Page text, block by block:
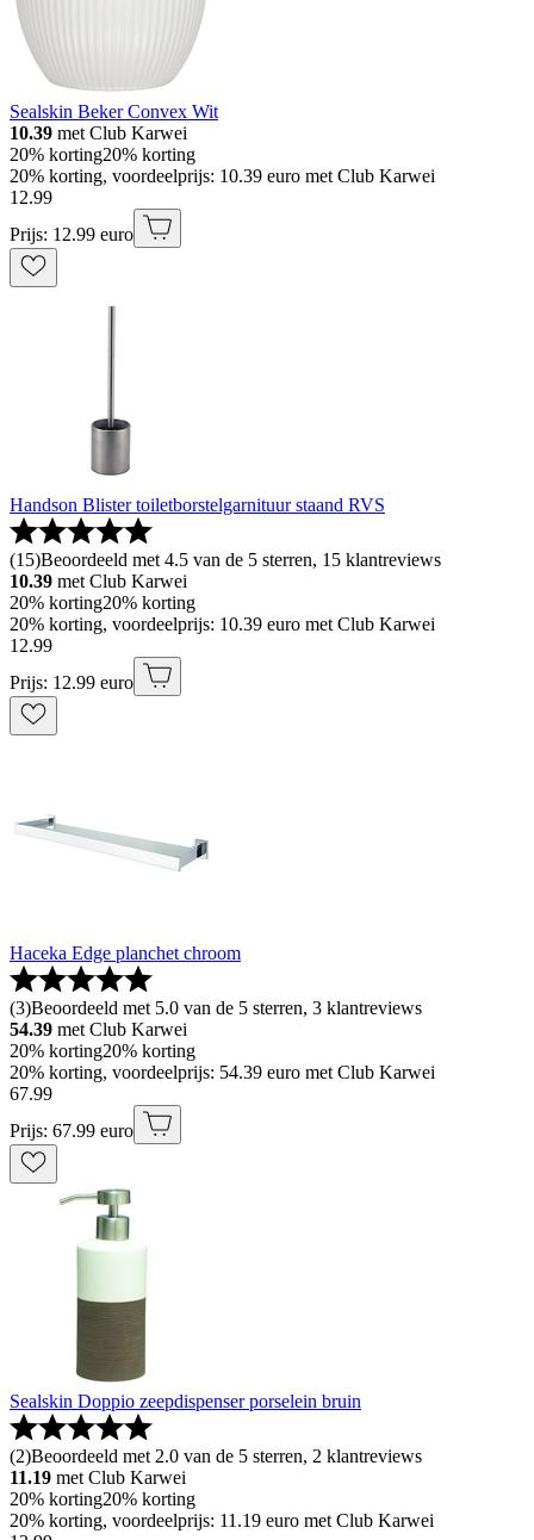
Sealskin Beker Convex Wit
10.39 met Club Karwei
20% korting20% korting
20% korting, voordeelprijs: 10.39 euro met Club Karwei
12.99
Prijs: 12.99 euro
Handson Blister toiletborstelgarnituur staand RVS
(15)Beoordeeld met 4.5 van de 5 sterren, 15 klantreviews
10.39 met Club Karwei
20% korting20% korting
20% korting, voordeelprijs: 10.39 euro met Club Karwei
12.99
Prijs: 12.99 euro
Haceka Edge planchet chroom
(3)Beoordeeld met 5.0 van de 5 sterren, 3 klantreviews
54.39 met Club Karwei
20% korting20% korting
20% korting, voordeelprijs: 54.39 euro met Club Karwei
67.99
Prijs: 67.99 euro
Sealskin Doppio zeepdispenser porselein bruin
(2)Beoordeeld met 2.0 van de 5 sterren, 2 klantreviews
11.19 met Club Karwei
20% korting20% korting
20% korting, voordeelprijs: 11.19 euro met Club Karwei